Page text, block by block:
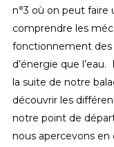
n°3 où on peut faire
comprendre les
fonctionnement des
d’énergie que
la suite de notre
découvrir les
notre point de
nous apercevons